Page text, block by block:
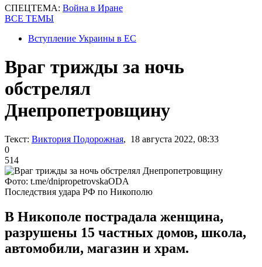
СПЕЦТЕМА: Война в Иране
ВСЕ ТЕМЫ
Вступление Украины в ЕС
Враг трижды за ночь
обстрелял
Днепропетровщину
Текст: Виктория Подорожная, 18 августа 2022, 08:33
0
514
Фото: t.me/dnipropetrovskaODA
Последствия удара РФ по Никополю
В Никополе пострадала женщина,
разрушены 15 частных домов, школа,
автомобили, магазин и храм.